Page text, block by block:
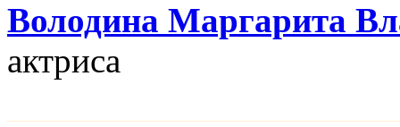
Володина Маргарита
актриса